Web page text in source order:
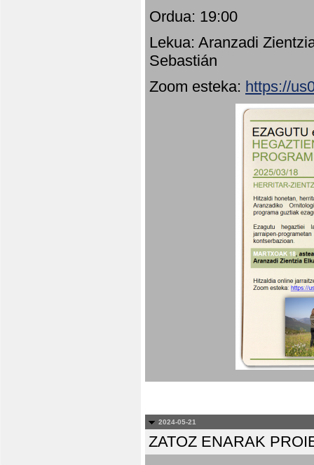
Ordua: 19:00
Lekua: Aranzadi
Sebastián
Zoom esteka: https://
2024-05-21
ZATOZ ENARAK